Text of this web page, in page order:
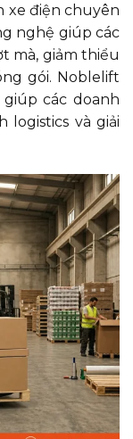
xe điện chuyên
nghệ giúp các
mà, giảm thiểu
gói. Noblelift
các doanh
và giải